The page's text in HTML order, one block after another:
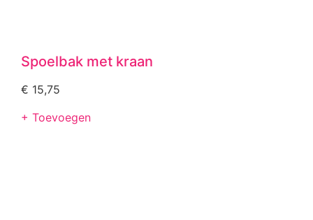
Spoelbak met kraan
€ 15,75
+ Toevoegen